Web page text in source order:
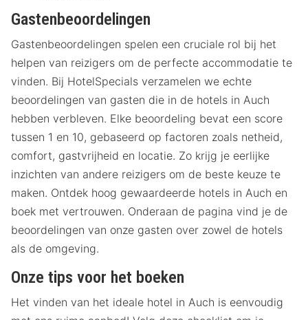
Gastenbeoordelingen
Gastenbeoordelingen spelen een cruciale rol bij het
helpen van reizigers om de perfecte accommodatie te
vinden. Bij HotelSpecials verzamelen we echte
beoordelingen van gasten die in de hotels in Auch
hebben verbleven. Elke beoordeling bevat een score
tussen 1 en 10, gebaseerd op factoren zoals netheid,
comfort, gastvrijheid en locatie. Zo krijg je eerlijke
inzichten van andere reizigers om de beste keuze te
maken. Ontdek hoog gewaardeerde hotels in Auch en
boek met vertrouwen. Onderaan de pagina vind je de
beoordelingen van onze gasten over zowel de hotels
als de omgeving.
Onze tips voor het boeken
Het vinden van het ideale hotel in Auch is eenvoudig